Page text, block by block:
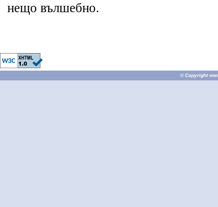
нещо вълшебно.
© Copyright